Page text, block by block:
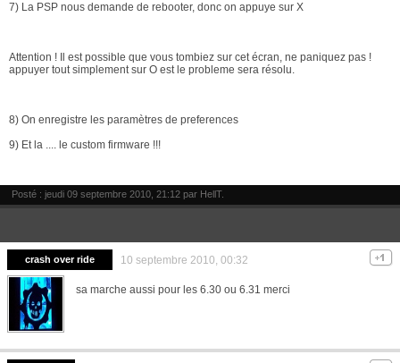
7) La PSP nous demande de rebooter, donc on appuye sur X
Attention ! Il est possible que vous tombiez sur cet écran, ne paniquez pas !
appuyer tout simplement sur O est le probleme sera résolu.
8) On enregistre les paramètres de preferences
9) Et la .... le custom firmware !!!
Posté : jeudi 09 septembre 2010, 21:12 par HellT.
crash over ride 10 septembre 2010, 00:32
sa marche aussi pour les 6.30 ou 6.31 merci